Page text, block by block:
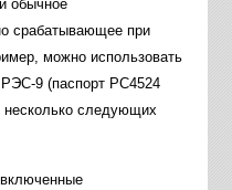
обычное
срабатывающее при
можно использовать
9 (паспорт РС4524
несколько следующих